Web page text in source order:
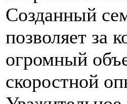
Созданный
позволяет за
огромный
скоростной